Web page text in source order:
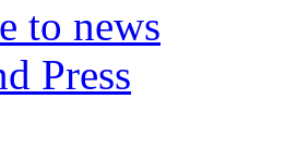
to news
Press